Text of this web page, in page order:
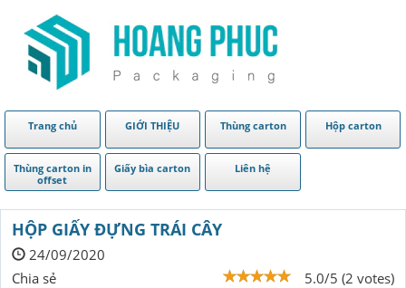
Trang chủ GIỚI THIỆU Thùng carton Hộp carton
Thùng carton in
offset
Giấy bìa carton Liên hệ
HỘP GIẤY ĐỰNG TRÁI CÂY
24/09/2020
5.0/5 (2 votes)
Chia sẻ